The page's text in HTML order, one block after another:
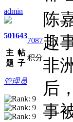
admin
501
主
题
643
帖
子
7087
积分
管理员
陈
趣
非
后
事